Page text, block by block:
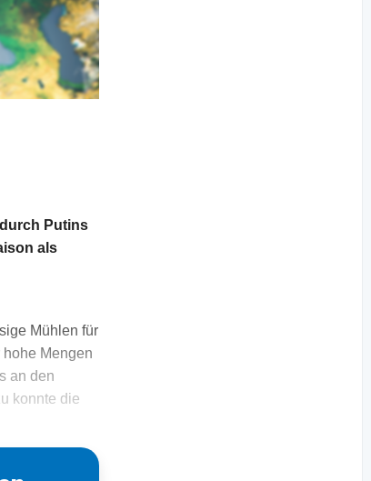
Putins
als
Mühlen für
Mengen
an den
konnte die